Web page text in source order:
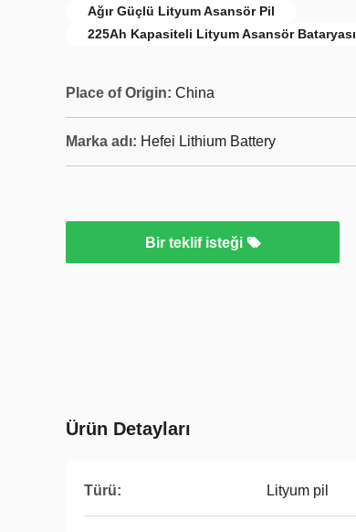
Ağır Güçlü Lityum Asansör Pil
225Ah Kapasiteli Lityum Asansör Bataryası
Place of Origin: China
Marka adı: Hefei Lithium Battery
Bir teklif isteği
Ürün Detayları
Türü: Lityum pil